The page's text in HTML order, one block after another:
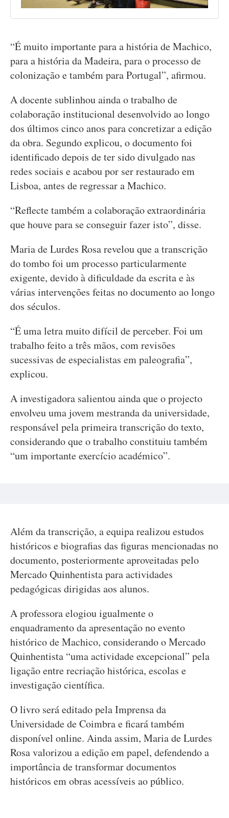
“É muito importante para a história de Machico,
para a história da Madeira, para o processo de
colonização e também para Portugal”, afirmou.
A docente sublinhou ainda o trabalho de
colaboração institucional desenvolvido ao longo
dos últimos cinco anos para concretizar a edição
da obra. Segundo explicou, o documento foi
identificado depois de ter sido divulgado nas
redes sociais e acabou por ser restaurado em
Lisboa, antes de regressar a Machico.
“Reflecte também a colaboração extraordinária
que houve para se conseguir fazer isto”, disse.
Maria de Lurdes Rosa revelou que a transcrição
do tombo foi um processo particularmente
exigente, devido à dificuldade da escrita e às
várias intervenções feitas no documento ao longo
dos séculos.
“É uma letra muito difícil de perceber. Foi um
trabalho feito a três mãos, com revisões
sucessivas de especialistas em paleografia”,
explicou.
A investigadora salientou ainda que o projecto
envolveu uma jovem mestranda da universidade,
responsável pela primeira transcrição do texto,
considerando que o trabalho constituiu também
“um importante exercício académico”.
Além da transcrição, a equipa realizou estudos
históricos e biografias das figuras mencionadas no
documento, posteriormente aproveitadas pelo
Mercado Quinhentista para actividades
pedagógicas dirigidas aos alunos.
A professora elogiou igualmente o
enquadramento da apresentação no evento
histórico de Machico, considerando o Mercado
Quinhentista “uma actividade excepcional” pela
ligação entre recriação histórica, escolas e
investigação científica.
O livro será editado pela Imprensa da
Universidade de Coimbra e ficará também
disponível online. Ainda assim, Maria de Lurdes
Rosa valorizou a edição em papel, defendendo a
importância de transformar documentos
históricos em obras acessíveis ao público.